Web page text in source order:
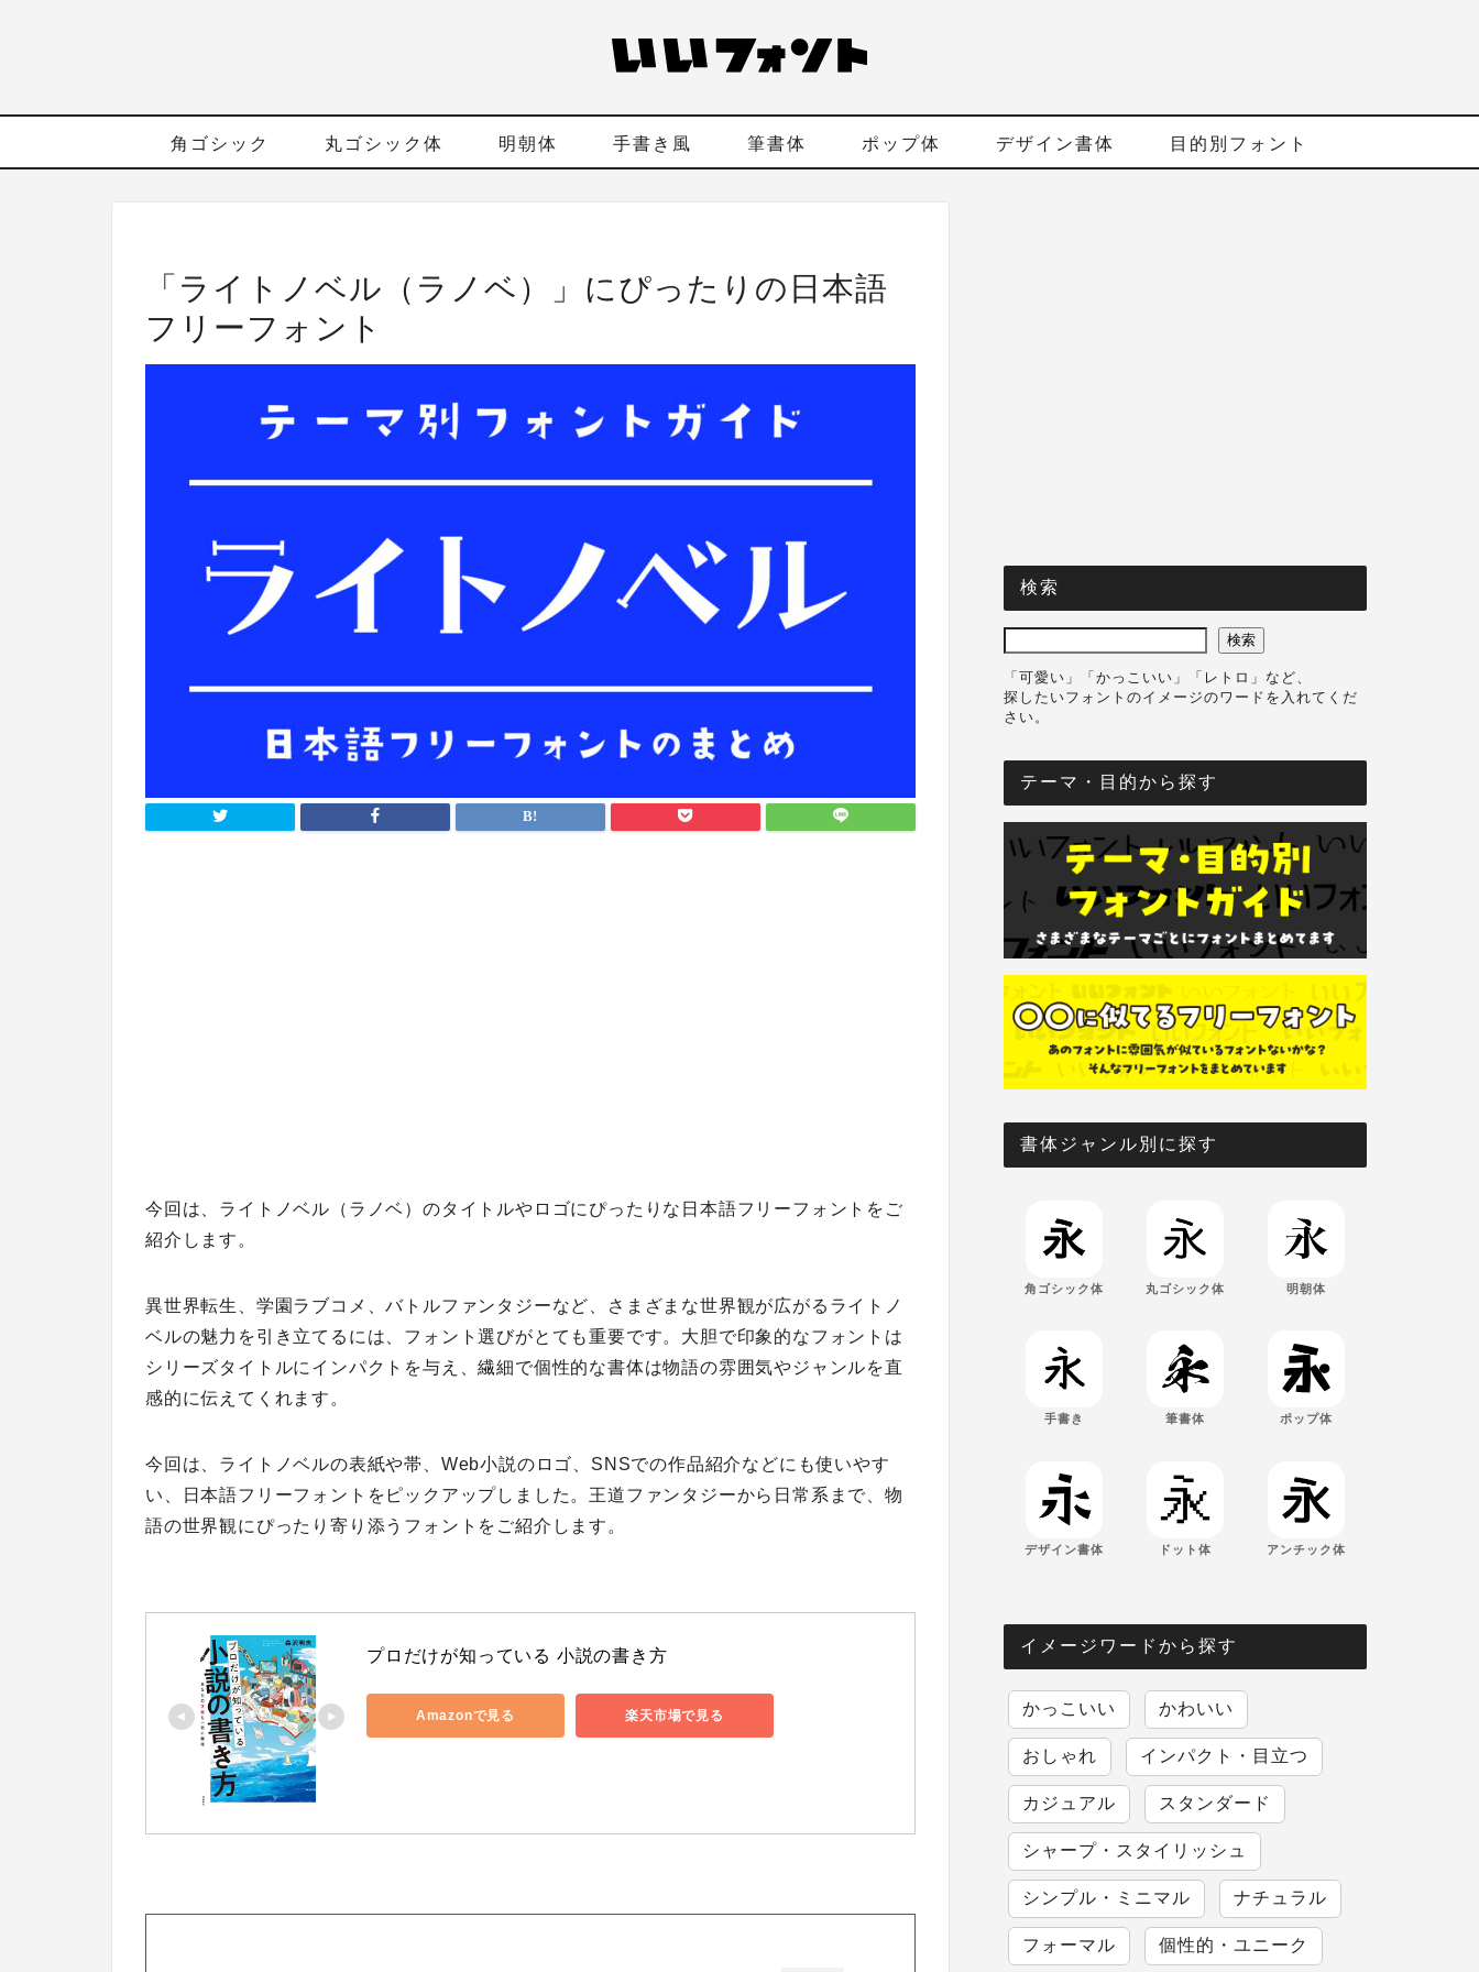
角ゴシック 丸ゴシック体 明朝体 手書き風 筆書体 ポップ体 デザイン書体 目的別フォント
「ライトノベル（ラノベ）」にぴったりの日本語
フリーフォント
今回は、ライトノベル（ラノベ）のタイトルやロゴにぴったりな日本語フリーフォントをご
紹介します。
異世界転生、学園ラブコメ、バトルファンタジーなど、さまざまな世界観が広がるライトノ
ベルの魅力を引き立てるには、フォント選びがとても重要です。大胆で印象的なフォントは
シリーズタイトルにインパクトを与え、繊細で個性的な書体は物語の雰囲気やジャンルを直
感的に伝えてくれます。
今回は、ライトノベルの表紙や帯、Web小説のロゴ、SNSでの作品紹介などにも使いやす
い、日本語フリーフォントをピックアップしました。王道ファンタジーから日常系まで、物
語の世界観にぴったり寄り添うフォントをご紹介します。
プロだけが知っている 小説の書き方
Amazonで見る 楽天市場で見る
検索
検索
「可愛い」「かっこいい」「レトロ」など、
探したいフォントのイメージのワードを入れてくだ
さい。
テーマ・目的から探す
書体ジャンル別に探す
角ゴシック体 丸ゴシック体 明朝体
手書き 筆書体 ポップ体
デザイン書体 ドット体 アンチック体
イメージワードから探す
かっこいい かわいい
おしゃれ インパクト・目立つ
カジュアル スタンダード
シャープ・スタイリッシュ
シンプル・ミニマル ナチュラル
フォーマル 個性的・ユニーク